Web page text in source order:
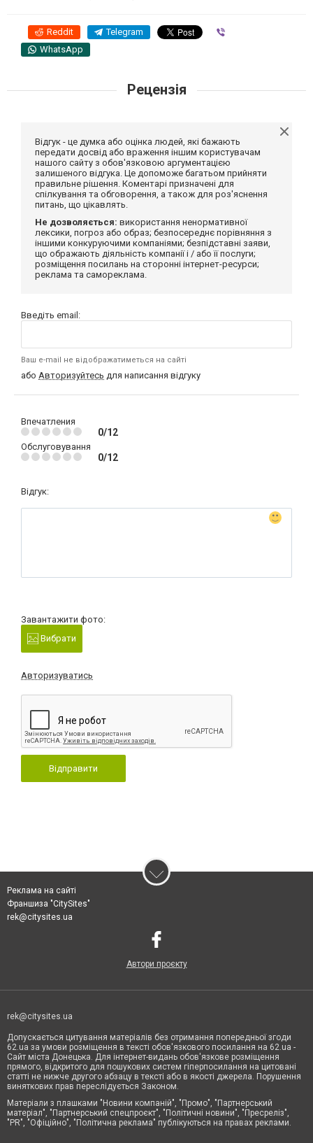
Reddit Telegram
WhatsApp
Рецензія
Відгук - це думка або оцінка людей, які бажають
передати досвід або враження іншим користувачам
нашого сайту з обов'язковою аргументацією
залишеного відгука. Це допоможе багатьом прийняти
правильне рішення. Коментарі призначені для
спілкування та обговорення, а також для роз'яснення
питань, що цікавлять.
Не дозволяється: використання ненормативної
лексики, погроз або образ; безпосереднє порівняння з
іншими конкуруючими компаніями; безпідставні заяви,
що ображають діяльність компанії і / або її послуги;
розміщення посилань на сторонні інтернет-ресурси;
реклама та самореклама.
Введіть email:
Ваш e-mail не відображатиметься на сайті
або Авторизуйтесь для написання відгуку
Впечатления
0/12
Обслуговування
0/12
Відгук:
Завантажити фото:
Вибрати
Авторизуватись
Відправити
Реклама на сайті
Франшиза "CitySites"
rek@citysites.ua
Автори проєкту
rek@citysites.ua
Допускається цитування матеріалів без отримання попередньої згоди
62.ua за умови розміщення в тексті обов'язкового посилання на 62.ua -
Сайт міста Донецька. Для інтернет-видань обов'язкове розміщення
прямого, відкритого для пошукових систем гіперпосилання на цитовані
статті не нижче другого абзацу в тексті або в якості джерела. Порушення
виняткових прав переслідується Законом.
Матеріали з плашками "Новини компаній", "Промо", "Партнерський
матеріал", "Партнерський спецпроєкт", "Політичні новини", "Пресреліз",
"PR", "Офіційно", "Політична реклама" публікуються на правах реклами.